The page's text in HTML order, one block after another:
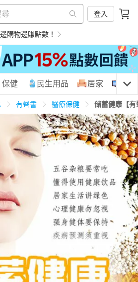
登入
購物邊賺點數！
養生保健 民生用品
電 運動休閒 親子玩具
裝 化妝保養 情趣用品
本書
保健 民生用品 居家 3C
有聲書 醫療保健 储蓄健康【有